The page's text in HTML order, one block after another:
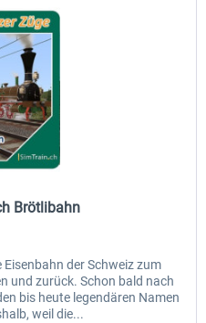
Brötlibahn
der Schweiz zum
und zurück. Schon bald nach
bis heute legendären Namen
weil die...